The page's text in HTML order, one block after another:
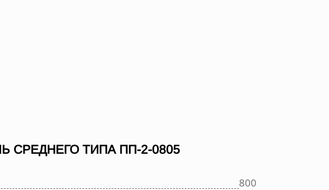
СРЕДНЕГО ТИПА ПП-2-0805
800